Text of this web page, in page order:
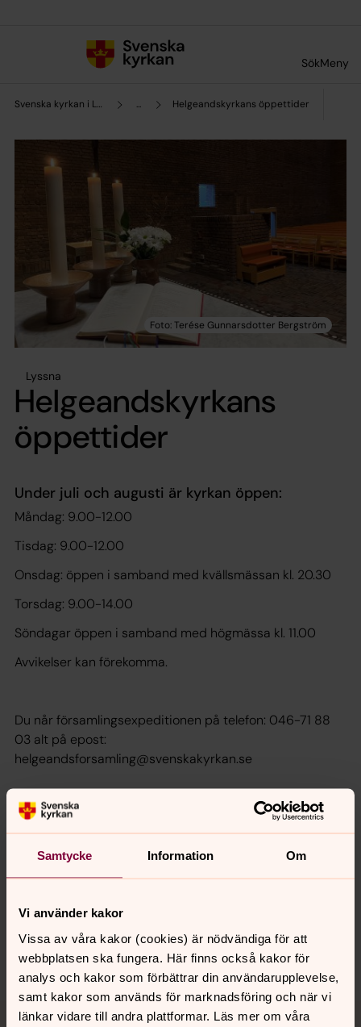
Samtycke Information Om
Vi använder kakor
Vissa av våra kakor (cookies) är nödvändiga för att
webbplatsen ska fungera. Här finns också kakor för
analys och kakor som förbättrar din användarupplevelse,
samt kakor som används för marknadsföring och när vi
länkar vidare till andra plattformar. Läs mer om våra
SökMeny
Svenska kyrkan i Lund ... Helgeandskyrkans öppettider
Lyssna
Helgeandskyrkans
öppettider
Under juli och augusti är kyrkan öppen:
Måndag: 9.00-12.00
Tisdag: 9.00-12.00
Onsdag: öppen i samband med kvällsmässan kl. 20.30
Torsdag: 9.00-14.00
Söndagar öppen i samband med högmässa kl. 11.00
Avvikelser kan förekomma.
Du når församlingsexpeditionen på telefon: 046-71 88
03 alt på epost:
helgeandsforsamling@svenskakyrkan.se
Senast ändrad 24 juli 2026
Synpunkter eller frågor på sidans
innehåll?
Tillbaka till toppen
Tillbaka till innehållet